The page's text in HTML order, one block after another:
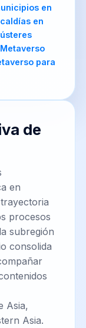
en
en
para
de
en
procesos
subregión
consolida
Asia,
Asia.